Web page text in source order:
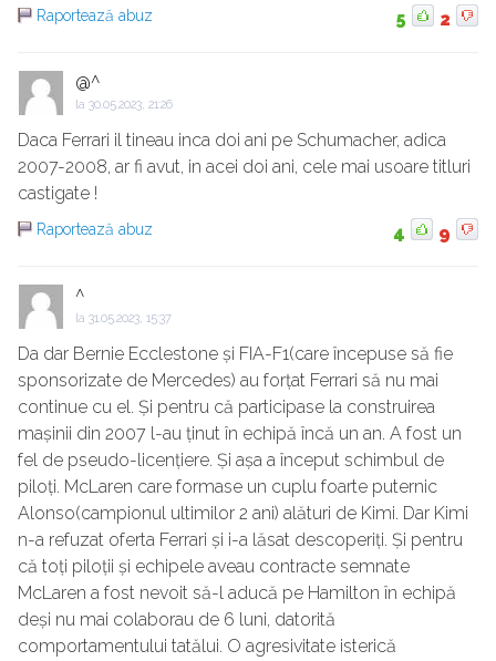
Raportează abuz 5 2
@^
la 30.05.2023, 21:26
Daca Ferrari il tineau inca doi ani pe Schumacher, adica
2007-2008, ar fi avut, in acei doi ani, cele mai usoare titluri
castigate !
Raportează abuz 4 9
^
la 31.05.2023, 15:37
Da dar Bernie Ecclestone și FIA-F1(care începuse să fie
sponsorizate de Mercedes) au forțat Ferrari să nu mai
continue cu el. Și pentru că participase la construirea
mașinii din 2007 l-au ținut în echipă încă un an. A fost un
fel de pseudo-licențiere. Și așa a început schimbul de
piloți. McLaren care formase un cuplu foarte puternic
Alonso(campionul ultimilor 2 ani) alături de Kimi. Dar Kimi
n-a refuzat oferta Ferrari și i-a lăsat descoperiți. Și pentru
că toți piloții și echipele aveau contracte semnate
McLaren a fost nevoit să-l aducă pe Hamilton în echipă
deși nu mai colaborau de 6 luni, datorită
comportamentului tatălui. O agresivitate isterică